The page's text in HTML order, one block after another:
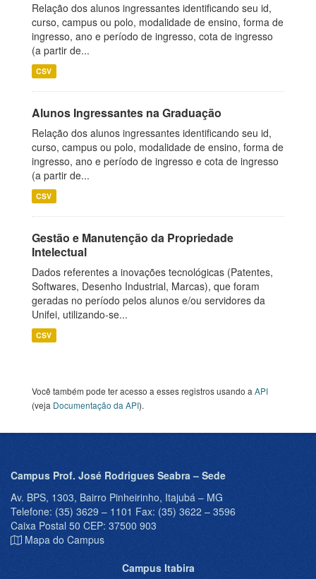
Relação dos alunos ingressantes identificando seu id,
curso, campus ou polo, modalidade de ensino, forma de
ingresso, ano e período de ingresso, cota de ingresso
(a partir de...
CSV
Alunos Ingressantes na Graduação
Relação dos alunos ingressantes identificando seu id,
curso, campus ou polo, modalidade de ensino, forma de
ingresso, ano e período de ingresso e cota de ingresso
(a partir de...
CSV
Gestão e Manutenção da Propriedade
Intelectual
Dados referentes a inovações tecnológicas (Patentes,
Softwares, Desenho Industrial, Marcas), que foram
geradas no período pelos alunos e/ou servidores da
Unifei, utilizando-se...
CSV
Você também pode ter acesso a esses registros usando a API
(veja Documentação da API).
Campus Prof. José Rodrigues Seabra – Sede
Av. BPS, 1303, Bairro Pinheirinho, Itajubá – MG
Telefone: (35) 3629 – 1101 Fax: (35) 3622 – 3596
Caixa Postal 50 CEP: 37500 903
Mapa do Campus
Campus Itabira